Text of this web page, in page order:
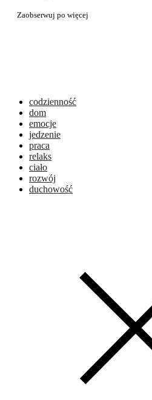
Zaobserwuj po więcej
codzienność
dom
emocje
jedzenie
praca
relaks
ciało
rozwój
duchowość